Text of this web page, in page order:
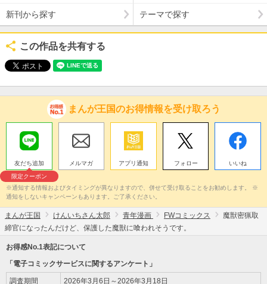
新刊から探す テーマで探す
この作品を共有する
まんが王国のお得情報を受け取ろう
友だち追加
限定クーポン
メルマガ アプリ通知 フォロー いいね
※通知する情報およびタイミングが異なりますので、併せて受け取ることをお勧めします。 ※
通知をしないキャンペーンもあります。ご了承ください。
まんが王国 けんいちさん太郎 青年漫画 FWコミックス
魔獣密猟取
締官になったんだけど、保護した魔獣に喰われそうです。
お得感No.1表記について
「電子コミックサービスに関するアンケート」
調査期間 2026年3月6日～2026年3月18日